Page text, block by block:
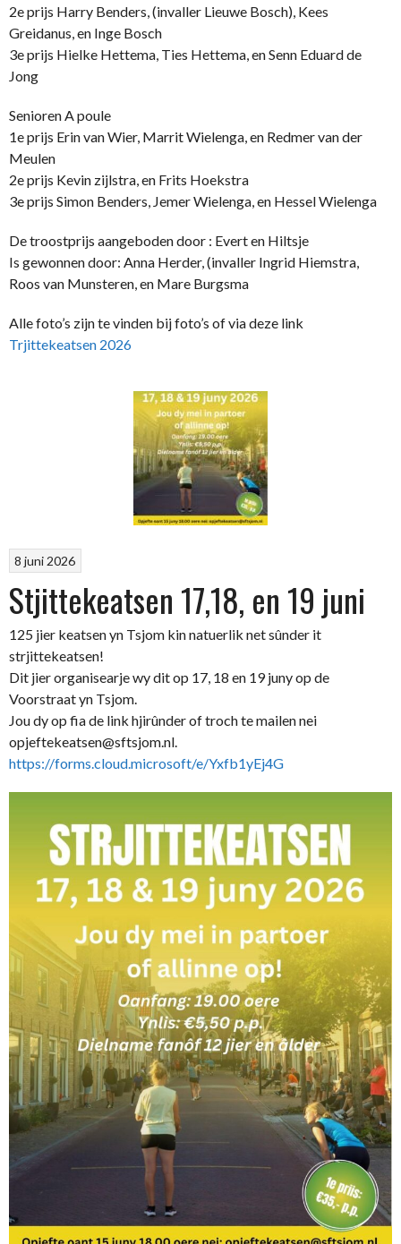
2e prijs Harry Benders, (invaller Lieuwe Bosch), Kees
Greidanus, en Inge Bosch
3e prijs Hielke Hettema, Ties Hettema, en Senn Eduard de
Jong
Senioren A poule
1e prijs Erin van Wier, Marrit Wielenga, en Redmer van der
Meulen
2e prijs Kevin zijlstra, en Frits Hoekstra
3e prijs Simon Benders, Jemer Wielenga, en Hessel Wielenga
De troostprijs aangeboden door : Evert en Hiltsje
Is gewonnen door: Anna Herder, (invaller Ingrid Hiemstra,
Roos van Munsteren, en Mare Burgsma
Alle foto’s zijn te vinden bij foto’s of via deze link
Trjittekeatsen 2026
8 juni 2026
Stjittekeatsen 17,18, en 19 juni
125 jier keatsen yn Tsjom kin natuerlik net sûnder it
strjittekeatsen!
Dit jier organisearje wy dit op 17, 18 en 19 juny op de
Voorstraat yn Tsjom.
Jou dy op fia de link hjirûnder of troch te mailen nei
opjeftekeatsen@sftsjom.nl.
https://forms.cloud.microsoft/e/Yxfb1yEj4G